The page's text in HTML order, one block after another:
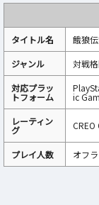
タイトル名
餓狼
ジャンル
対戦
対応プラッ
トフォーム
ic
レーティン
グ CREO
プレイ人数 オフ